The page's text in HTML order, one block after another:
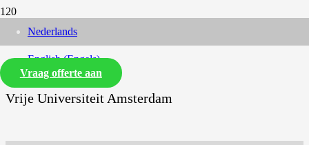
Nederlands
English(Engels)
Vraag offerte aan
Vrije Universiteit Amsterdam